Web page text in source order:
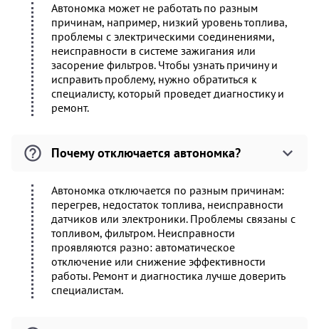
Автономка может не работать по разным
причинам, например, низкий уровень топлива,
проблемы с электрическими соединениями,
неисправности в системе зажигания или
засорение фильтров. Чтобы узнать причину и
исправить проблему, нужно обратиться к
специалисту, который проведет диагностику и
ремонт.
Почему отключается автономка?
Автономка отключается по разным причинам:
перегрев, недостаток топлива, неисправности
датчиков или электроники. Проблемы связаны с
топливом, фильтром. Неисправности
проявляются разно: автоматическое
отключение или снижение эффективности
работы. Ремонт и диагностика лучше доверить
специалистам.